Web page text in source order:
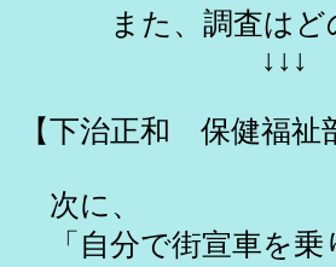
また、調査はどの
↓↓↓
【下治正和 保健福祉
次に、
「自分で街宣車を乗